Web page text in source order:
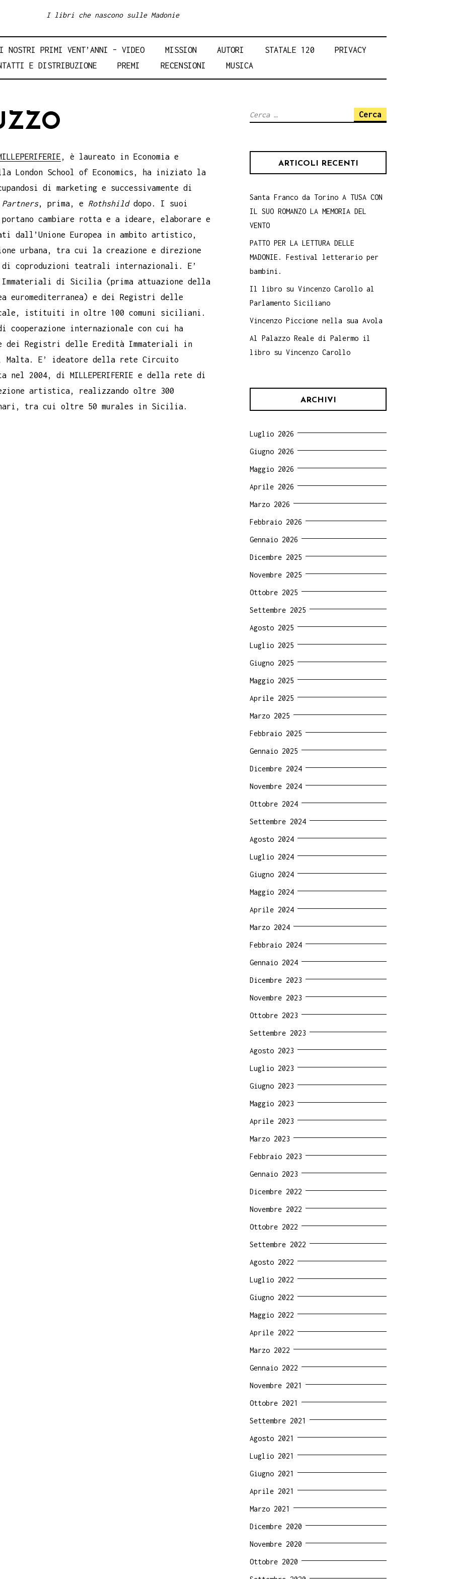
I libri che nascono sulle Madonie
I NOSTRI PRIMI VENT’ANNI – VIDEO MISSION AUTORI STATALE 120
PRIVACY
E DISTRIBUZIONE
PREMI RECENSIONI MUSICA
, è laureato in Economia e
London School of Economics, ha iniziato la
di marketing e successivamente di
, prima, e Rothshilddopo. I suoi
cambiare rotta e a ideare, elaborare e
Europea in ambito artistico,
urbana, tra cui la creazione e direzione
e di coproduzioni teatrali internazionali. E’
di Sicilia (prima attuazione della
euromediterranea) e dei Registri delle
istituiti in oltre 100 comuni siciliani.
internazionale con cui ha
Registri delle Eredità Immateriali in
Malta. E’ ideatore della rete Circuito
2004, di MILLEPERIFERIE e della rete di
artistica, realizzando oltre 300
tra cui oltre 50 murales in Sicilia.
Ricerca
ARTICOLI RECENTI
Santa Franco da Torino A TUSA CON
IL SUO ROMANZO LA MEMORIA DEL
VENTO
PATTO PER LA LETTURA DELLE
MADONIE. Festival letterario per
bambini.
Il libro su Vincenzo Carollo al
Parlamento Siciliano
Vincenzo Piccione nella sua Avola
Al Palazzo Reale di Palermo il
libro su Vincenzo Carollo
ARCHIVI
Luglio 2026
Giugno 2026
Maggio 2026
Aprile 2026
Marzo 2026
Febbraio 2026
Gennaio 2026
Dicembre 2025
Novembre 2025
Ottobre 2025
Settembre 2025
Agosto 2025
Luglio 2025
Giugno 2025
Maggio 2025
Aprile 2025
Marzo 2025
Febbraio 2025
Gennaio 2025
Dicembre 2024
Novembre 2024
Ottobre 2024
Settembre 2024
Agosto 2024
Luglio 2024
Giugno 2024
Maggio 2024
Aprile 2024
Marzo 2024
Febbraio 2024
Gennaio 2024
Dicembre 2023
Novembre 2023
Ottobre 2023
Settembre 2023
Agosto 2023
Luglio 2023
Giugno 2023
Maggio 2023
Aprile 2023
Marzo 2023
Febbraio 2023
Gennaio 2023
Dicembre 2022
Novembre 2022
Ottobre 2022
Settembre 2022
Agosto 2022
Luglio 2022
Giugno 2022
Maggio 2022
Aprile 2022
Marzo 2022
Gennaio 2022
Novembre 2021
Ottobre 2021
Settembre 2021
Agosto 2021
Luglio 2021
Giugno 2021
Aprile 2021
Marzo 2021
Dicembre 2020
Novembre 2020
Ottobre 2020